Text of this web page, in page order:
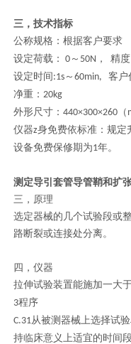
三， 技术指标
公称规格：根据客户要求
设定荷载： 0 ～ 50N ，
精
设定时间 :1s ～ 60min, 客户
净重： 20kg
外形尺寸： 440×300×260 （
仪器z身免费依标准：规定
设备免费保修期为1年。
测定导引套管导管鞘和扩
三， 原理
选定器械的几个试验段或
路断裂或连接处分离。
四， 仪器
拉伸试验装置能施加一大
3程序
C.31从被测器械上选择试
持临床意义上适宜的时间